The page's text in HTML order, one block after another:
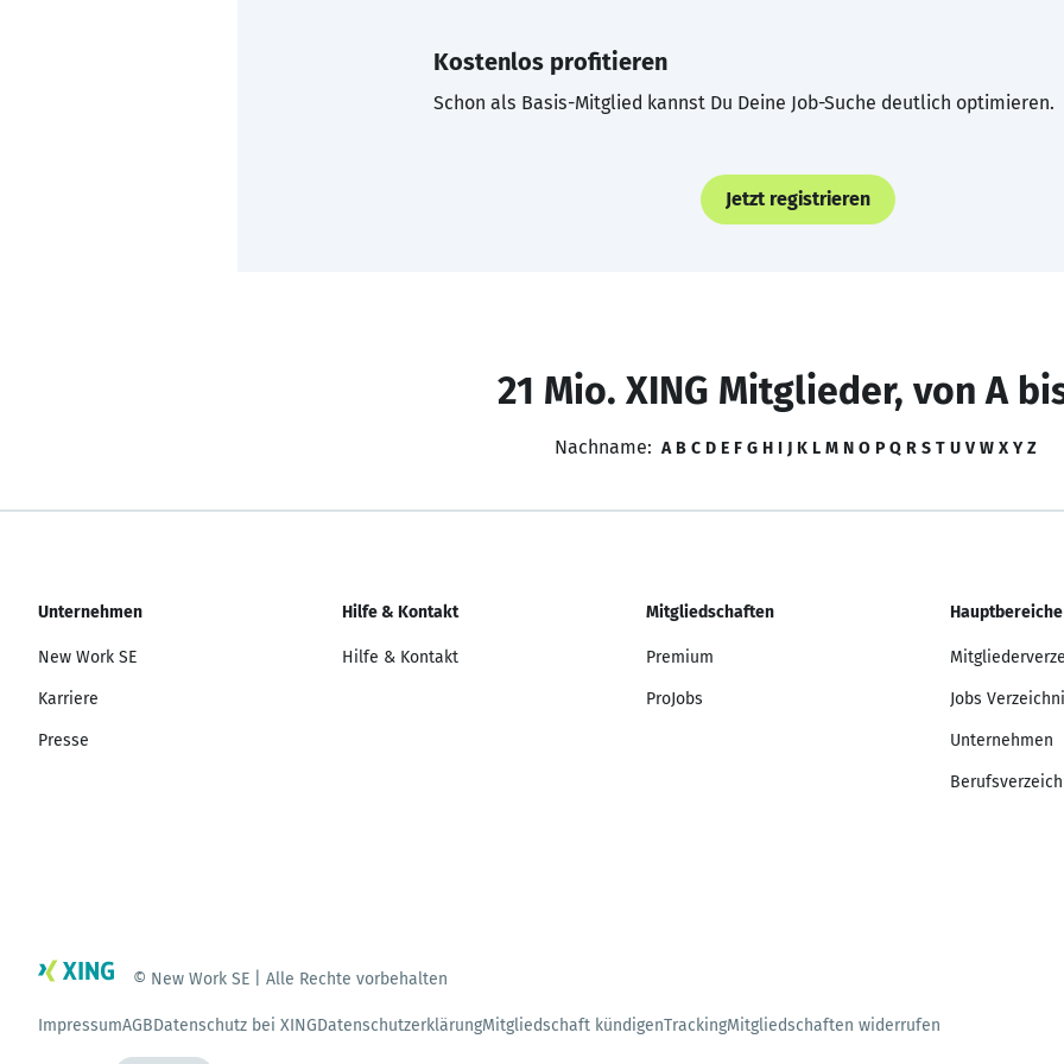
Kostenlos profitieren
Schon als Basis-Mitglied kannst Du Deine Job-Suche deutlich optimieren.
Jetzt registrieren
21 Mio. XING Mitglieder, von A
Nachname: A B C D E F G H I J K L M N O P Q R S T U V W X Y Z
Unternehmen
New Work SE
Karriere
Presse
Hilfe & Kontakt
Hilfe & Kontakt
Mitgliedschaften
Premium
ProJobs
Hauptbereiche
Jobs
Unternehmen
© New Work SE | Alle Rechte vorbehalten
ImpressumAGBDatenschutz bei XINGDatenschutzerklärungMitgliedschaft kündigenTrackingMitgliedschaften widerrufen